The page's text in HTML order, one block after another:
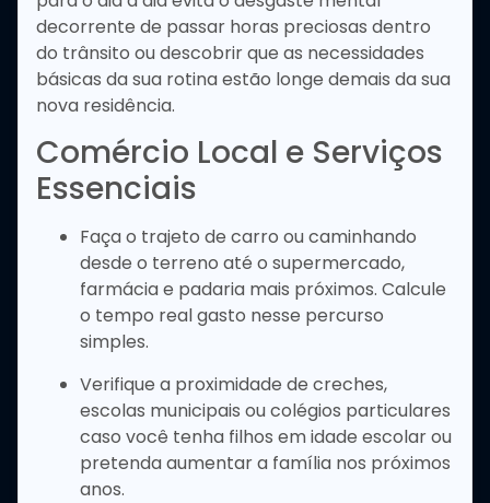
decorrente de passar horas preciosas dentro
do trânsito ou descobrir que as necessidades
básicas da sua rotina estão longe demais da sua
nova residência.
Comércio Local e Serviços
Essenciais
Faça o trajeto de carro ou caminhando
desde o terreno até o supermercado,
farmácia e padaria mais próximos. Calcule
o tempo real gasto nesse percurso
simples.
Verifique a proximidade de creches,
escolas municipais ou colégios particulares
caso você tenha filhos em idade escolar ou
pretenda aumentar a família nos próximos
anos.